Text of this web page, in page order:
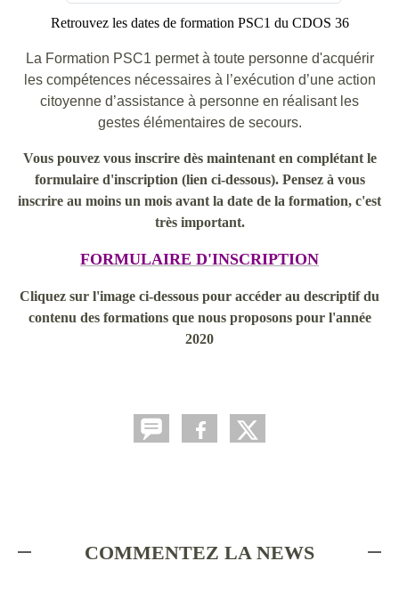
Retrouvez les dates de formation PSC1 du CDOS 36
La Formation PSC1 permet à toute personne d'acquérir
les compétences nécessaires à l’exécution d’une action
citoyenne d’assistance à personne en réalisant les
gestes élémentaires de secours.
Vous pouvez vous inscrire dès maintenant en complétant le
formulaire d'inscription (lien ci-dessous). Pensez à vous
inscrire au moins un mois avant la date de la formation, c'est
très important.
FORMULAIRE D'INSCRIPTION
Cliquez sur l'image ci-dessous pour accéder au descriptif du
contenu des formations que nous proposons pour l'année
2020
COMMENTEZ LA NEWS